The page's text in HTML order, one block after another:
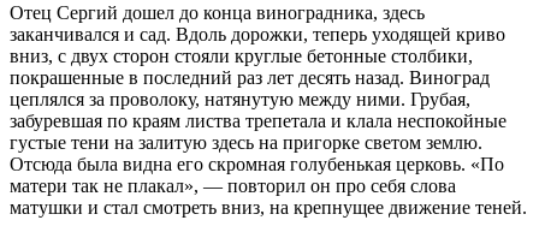
Отец Сергий дошел до конца виноградника, здесь
заканчивался и сад. Вдоль дорожки, теперь уходящей криво
вниз, с двух сторон стояли круглые бетонные столбики,
покрашенные в последний раз лет десять назад. Виноград
цеплялся за проволоку, натянутую между ними. Грубая,
забуревшая по краям листва трепетала и клала неспокойные
густые тени на залитую здесь на пригорке светом землю.
Отсюда была видна его скромная голубенькая церковь. «По
матери так не плакал», — повторил он про себя слова
матушки и стал смотреть вниз, на крепнущее движение теней.